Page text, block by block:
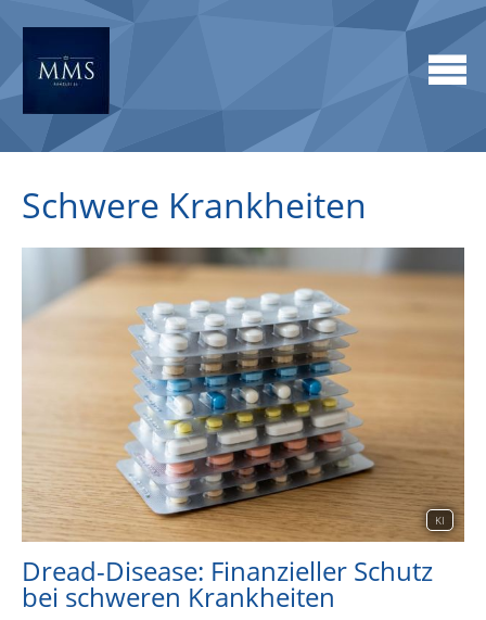
Schwere Krankheiten
KI
Dread-Disease: Finanzieller Schutz
bei schweren Krankheiten